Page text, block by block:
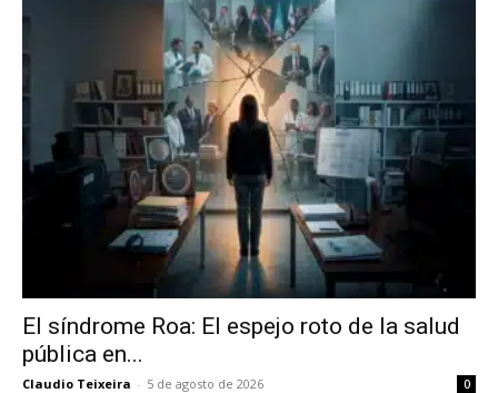
El síndrome Roa: El espejo roto de la salud
pública en...
Claudio Teixeira - 5 de agosto de 2026 0